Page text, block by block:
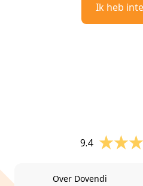
Ik heb
9.4
Over Dovendi